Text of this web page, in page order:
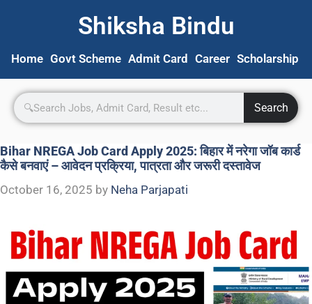
Shiksha Bindu
Home Govt Scheme Admit Card Career Scholarship
Search
Bihar NREGA Job Card Apply 2025: बिहार में नरेगा जॉब कार्ड
कैसे बनवाएं – आवेदन प्रक्रिया, पात्रता और जरूरी दस्तावेज
October 16, 2025 by Neha Parjapati